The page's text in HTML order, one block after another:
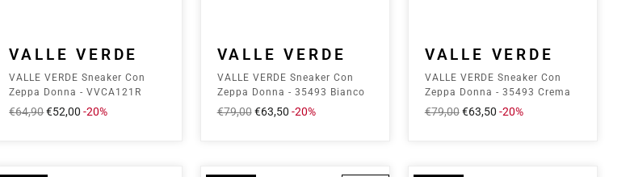
VALLE VERDE
VALLE VERDE Sneaker Con
Zeppa Donna - VVCA121R
Ecru
Prezzo
€64,90Prezzo
€52,00-20%
VALLE VERDE
VALLE VERDE Sneaker Con
Zeppa Donna - 35493 Bianco
Prezzo
€79,00 Prezzo
€63,50 -20%
VALLE VERDE
VALLE VERDE Sneaker Con
Zeppa Donna - 35493 Crema
Prezzo
€79,00 Prezzo
€63,50 -20%